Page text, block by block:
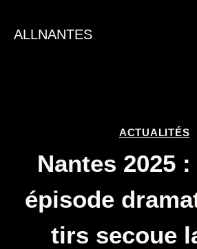
contenu
ALLNANTES
ACTUALITÉS
Nantes 2025 :
épisode
tirs secoue